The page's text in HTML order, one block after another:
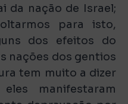
da nação de Israel;
para isto,
dos efeitos do
nações dos gentios
tem muito a dizer
manifestaram